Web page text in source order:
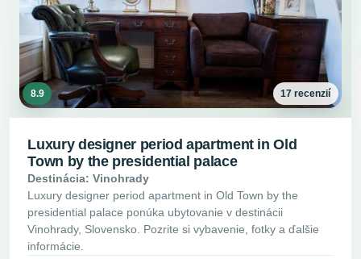
8.9 17 recenzií
Luxury designer period apartment in Old
Town by the presidential palace
Destinácia: Vinohrady
Luxury designer period apartment in Old Town by the
presidential palace ponúka ubytovanie v destinácii
Vinohrady, Slovensko. Pozrite si vybavenie, fotky a ďalšie
informácie.